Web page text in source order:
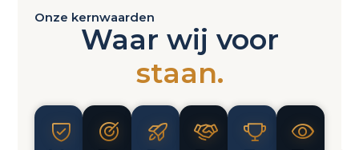
Onze kernwaarden
Waar wij voor
staan.